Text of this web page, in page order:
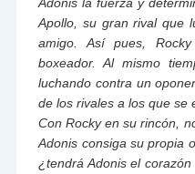
Apollo, su gran rival que
amigo. Así pues,
boxeador. Al mismo
luchando contra un
de los rivales a los que se
Con Rocky en su rincón,
Adonis consiga su propia
¿tendrá Adonis el